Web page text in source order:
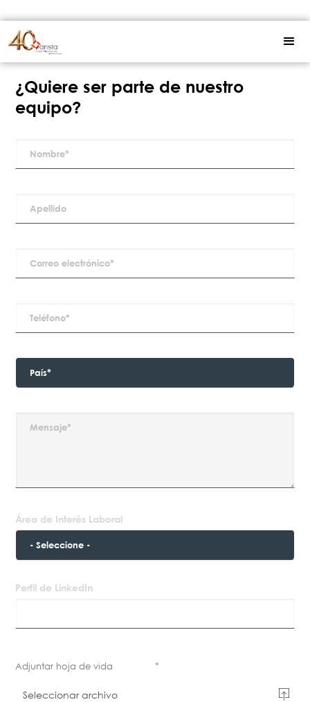
¿Quiere ser parte de nuestro
equipo?
Área de Interés Laboral
Perfil de LinkedIn
Adjuntar hoja de vida *